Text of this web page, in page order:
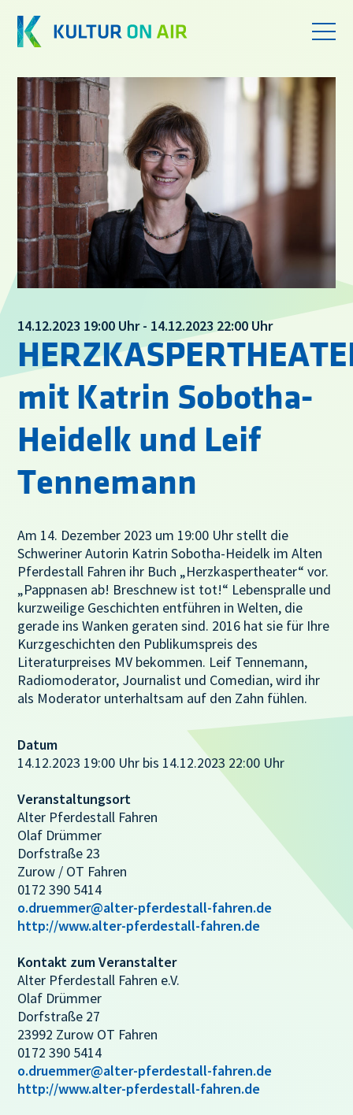
14.12.2023 19:00 Uhr - 14.12.2023 22:00 Uhr
mit Katrin Sobotha-
Heidelk und Leif
Tennemann
Am 14. Dezember 2023 um 19:00 Uhr stellt die
Schweriner Autorin Katrin Sobotha-Heidelk im Alten
Pferdestall Fahren ihr Buch „Herzkaspertheater“ vor.
„Pappnasen ab! Breschnew ist tot!“ Lebenspralle und
kurzweilige Geschichten entführen in Welten, die
gerade ins Wanken geraten sind. 2016 hat sie für Ihre
Kurzgeschichten den Publikumspreis des
Literaturpreises MV bekommen. Leif Tennemann,
Radiomoderator, Journalist und Comedian, wird ihr
als Moderator unterhaltsam auf den Zahn fühlen.
Datum
14.12.2023 19:00 Uhr bis 14.12.2023 22:00 Uhr
Veranstaltungsort
Alter Pferdestall Fahren
Olaf Drümmer
Dorfstraße 23
Zurow / OT Fahren
0172 390 5414
o.druemmer@alter-pferdestall-fahren.de
http://www.alter-pferdestall-fahren.de
Kontakt zum Veranstalter
Alter Pferdestall Fahren e.V.
Olaf Drümmer
Dorfstraße 27
23992 Zurow OT Fahren
0172 390 5414
o.druemmer@alter-pferdestall-fahren.de
http://www.alter-pferdestall-fahren.de